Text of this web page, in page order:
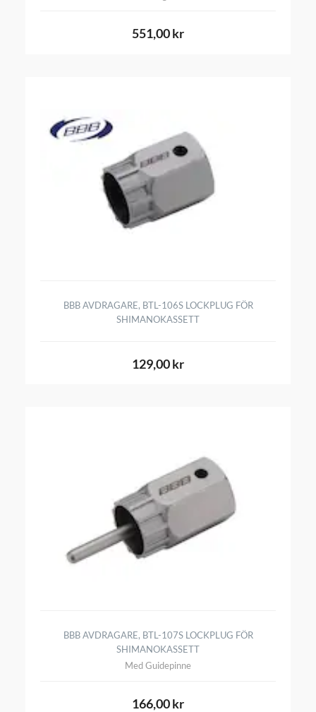
551,00 kr
BBB AVDRAGARE, BTL-106S LOCKPLUG FÖR
SHIMANOKASSETT
129,00 kr
BBB AVDRAGARE, BTL-107S LOCKPLUG FÖR
SHIMANOKASSETT
Med Guidepinne
166,00 kr